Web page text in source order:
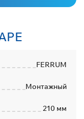
FERRUM
Монтажный
210 мм